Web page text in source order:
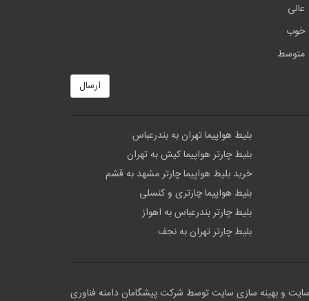
عالی
خوب
متوسط
ارسال
بلیط هواپیما تهران به بندرعباس
بلیط چارتر هواپیما کیش به تهران
خرید بلیط هواپیما چارتر مشهد به قشم
بلیط هواپیما چارتری و کنسلی
بلیط چارتر بندرعباس به اهواز
بلیط چارتر تهران به نجف
و بهینه سازی سایت توسط شرکت پیشگامان دامنه فناوری